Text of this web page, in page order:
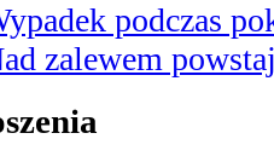
podczas
zalewem